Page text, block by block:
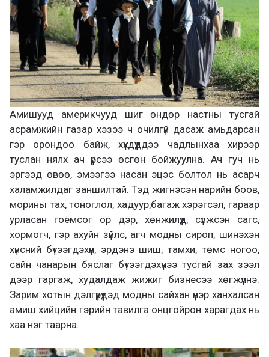
Амишууд америкчууд шиг өндөр настны тусгай
асрамжийн газар хэзээ ч очилгүй дасаж амьдарсан
гэр орондоо байж, хүүхдүүддээ чадлынхаа хирээр
туслан нялх ач үрсээ өсгөн бойжуулна. Ач гуч нь
эргээд өвөө, эмээгээ насан эцэс болтол нь асарч
халамжилдаг заншилтай. Тэд жигнэсэн нарийн боов,
морины тах, тоноглол, хадуур,багаж хэрэгсэл, гараар
урласан гоёмсог ор дэр, хөнжилүүд, сүлжсэн сагс,
хормогч, гэр ахуйн зүйлс, агч модны сироп, шинэхэн
хүнсний бүтээгдэхүүн, эрдэнэ шиш, тамхи, төмс ногоо,
сайн чанарын бяслаг бүтээгдэхүүнээ тусгай зах зээл
дээр гаргаж, худалдаж жижиг бизнесээ хөгжүүлнэ.
Зарим хотын дэлгүүрүүдэд модны сайхан үнэр ханхалсан
амиш хийцийн гэрийн тавилга онцгойрон харагдах нь
хаа нэг таарна.